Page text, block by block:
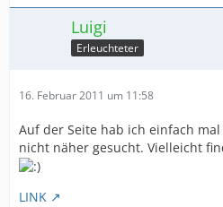
Luigi
Erleuchteter
16. Februar 2011 um 11:58
Auf der Seite hab ich einfach
nicht näher gesucht. Vielleicht
LINK